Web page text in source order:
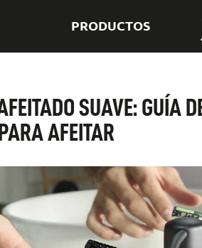
PRODUCTOS
SUAVE: GUÍA
AFEITAR